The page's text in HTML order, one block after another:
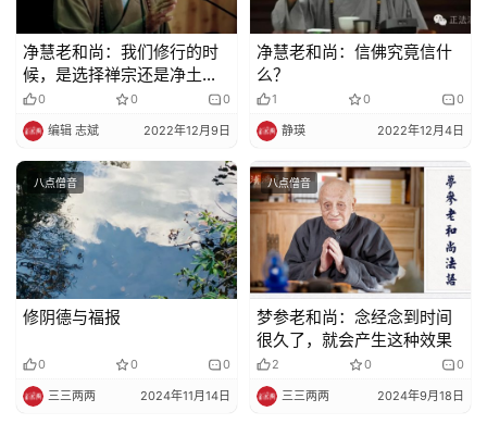
净慧老和尚：我们修行的时
候，是选择禅宗还是净土
宗？
0 0 0
编辑 志斌 2022年12月9日
净慧老和尚：信佛究竟信什
么？
1 0 0
静瑛 2022年12月4日
八点僧音
修阴德与福报
0 0 0
三三两两 2024年11月14日
八点僧音
梦参老和尚：念经念到时间
很久了，就会产生这种效果
2 0 0
三三两两 2024年9月18日